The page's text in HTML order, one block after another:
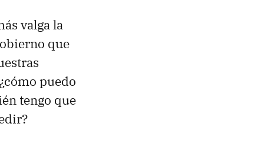
valga la
que
puedo
tengo que